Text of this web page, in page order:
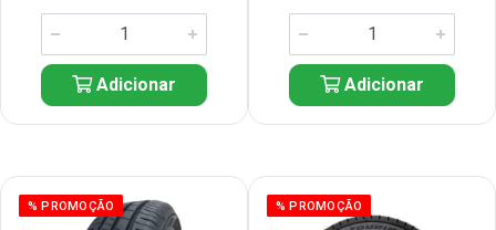
Adicionar Adicionar
% PROMOÇÃO % PROMOÇÃO